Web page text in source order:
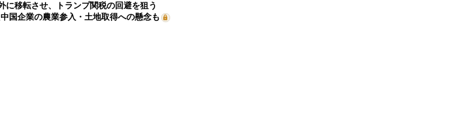
に移転させ、トランプ関税の回避を狙う
国企業の農業参入・土地取得への懸念も